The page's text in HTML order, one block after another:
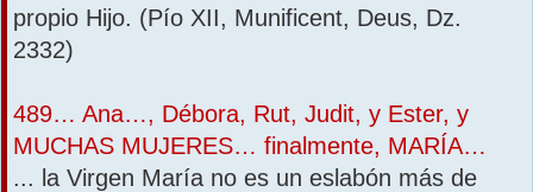
propio Hijo. (Pío XII, Munificent, Deus, Dz.
2332)
489… Ana…, Débora, Rut, Judit, y Ester, y
MUCHAS MUJERES… finalmente, MARÍA…
... la Virgen María no es un eslabón más de